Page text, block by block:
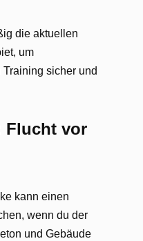
die aktuellen
um
sicher und
Flucht vor
kann einen
wenn du der
und Gebäude